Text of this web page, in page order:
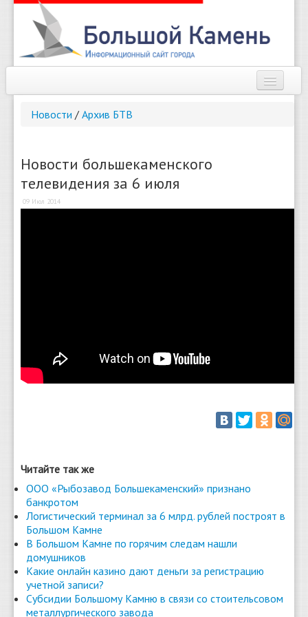
Справочник
Погода
Новости / Архив БТВ
Новости большекаменского
телевидения за 6 июля
09 Июл 2014
Читайте так же
ООО «Рыбозавод Большекаменский» признано
банкротом
Логистический терминал за 6 млрд. рублей построят в
Большом Камне
В Большом Камне по горячим следам нашли
домушников
Какие онлайн казино дают деньги за регистрацию
учетной записи?
Субсидии Большому Камню в связи со стоительсовом
металлургического завода